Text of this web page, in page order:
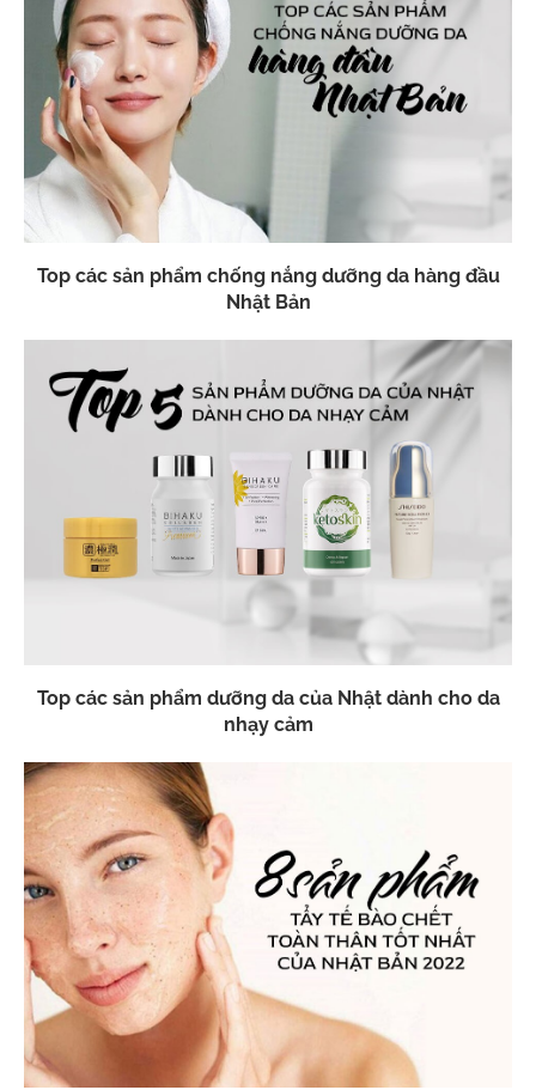
Top các sản phẩm chống nắng dưỡng da hàng đầu
Nhật Bản
Top các sản phẩm dưỡng da của Nhật dành cho da
nhạy cảm